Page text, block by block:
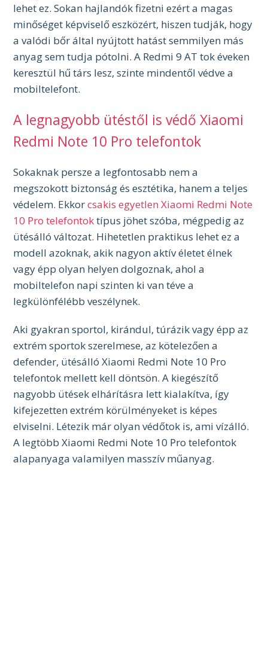
lehet ez. Sokan hajlandók fizetni ezért a magas
minőséget képviselő eszközért, hiszen tudják, hogy
a valódi bőr által nyújtott hatást semmilyen más
anyag sem tudja pótolni. A Redmi 9 AT tok éveken
keresztül hű társ lesz, szinte mindentől védve a
mobiltelefont.
A legnagyobb ütéstől is védő Xiaomi
Redmi Note 10 Pro telefontok
Sokaknak persze a legfontosabb nem a
megszokott biztonság és esztétika, hanem a teljes
védelem. Ekkorcsakis egyetlen Xiaomi Redmi Note
10 Pro telefontoktípus jöhet szóba, mégpedig az
ütésálló változat. Hihetetlen praktikus lehet ez a
modell azoknak, akik nagyon aktív életet élnek
vagy épp olyan helyen dolgoznak, ahol a
mobiltelefon napi szinten ki van téve a
legkülönfélébb veszélynek.
Aki gyakran sportol, kirándul, túrázik vagy épp az
extrém sportok szerelmese, az kötelezően a
defender, ütésálló Xiaomi Redmi Note 10 Pro
telefontok mellett kell döntsön. A kiegészítő
nagyobb ütések elhárításra lett kialakítva, így
kifejezetten extrém körülményeket is képes
elviselni. Létezik már olyan védőtok is, ami vízálló.
A legtöbb Xiaomi Redmi Note 10 Pro telefontok
alapanyaga valamilyen masszív műanyag.